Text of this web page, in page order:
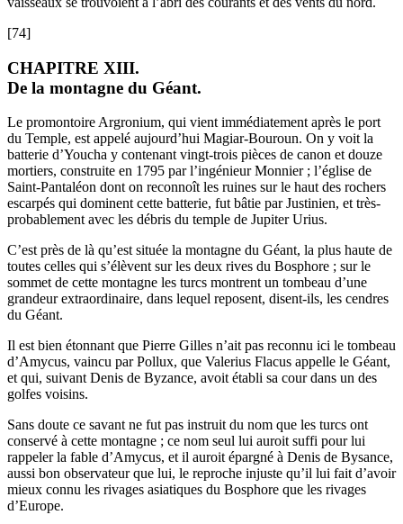
[74]
CHAPITRE XIII.
De la montagne du Géant.
Le promontoire Argronium, qui vient immédiatement après le port
du Temple, est appelé aujourd’hui Magiar-Bouroun. On y voit la
batterie d’Youcha y contenant vingt-trois pièces de canon et douze
mortiers, construite en 1795 par l’ingénieur Monnier ; l’église de
Saint-Pantaléon dont on reconnoît les ruines sur le haut des rochers
escarpés qui dominent cette batterie, fut bâtie par Justinien, et très-
probablement avec les débris du temple de Jupiter Urius.
C’est près de là qu’est située la montagne du Géant, la plus haute de
toutes celles qui s’élèvent sur les deux rives du Bosphore ; sur le
sommet de cette montagne les turcs montrent un tombeau d’une
grandeur extraordinaire, dans lequel reposent, disent-ils, les cendres
du Géant.
Il est bien étonnant que Pierre Gilles n’ait pas reconnu ici le tombeau
d’Amycus, vaincu par Pollux, que Valerius Flacus appelle le Géant,
et qui, suivant Denis de Byzance, avoit établi sa cour dans un des
golfes voisins.
Sans doute ce savant ne fut pas instruit du nom que les turcs ont
conservé à cette montagne ; ce nom seul lui auroit suffi pour lui
rappeler la fable d’Amycus, et il auroit épargné à Denis de Bysance,
aussi bon observateur que lui, le reproche injuste qu’il lui fait d’avoir
mieux connu les rivages asiatiques du Bosphore que les rivages
d’Europe.